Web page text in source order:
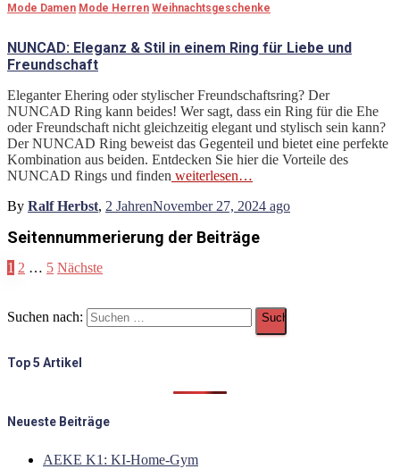
Mode Damen Mode Herren Weihnachtsgeschenke
NUNCAD: Eleganz & Stil in einem Ring für Liebe und
Freundschaft
Eleganter Ehering oder stylischer Freundschaftsring? Der
NUNCAD Ring kann beides! Wer sagt, dass ein Ring für die Ehe
oder Freundschaft nicht gleichzeitig elegant und stylisch sein kann?
Der NUNCAD Ring beweist das Gegenteil und bietet eine perfekte
Kombination aus beiden. Entdecken Sie hier die Vorteile des
NUNCAD Rings und finden weiterlesen…
By Ralf Herbst, 2 JahrenNovember 27, 2024 ago
Seitennummerierung der Beiträge
1 2 … 5 Nächste
Suchen nach:
Top 5 Artikel
Neueste Beiträge
AEKE K1: KI-Home-Gym